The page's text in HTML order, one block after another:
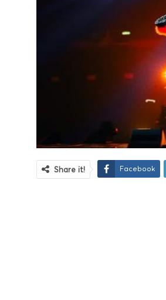
Share it! Facebook